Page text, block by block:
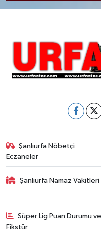
Şanlıurfa Nöbetçi
Eczaneler
Şanlıurfa Namaz Vakitleri
Süper Lig Puan Durumu ve
Fikstür